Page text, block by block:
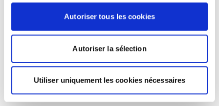
Autoriser tous les cookies
Autoriser la sélection
Utiliser uniquement les cookies nécessaires